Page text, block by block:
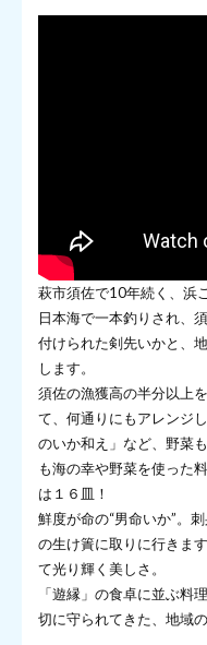
萩市須佐で10年続く、浜
日本海で一本釣りされ、
付けられた剣先いかと、
します。
須佐の漁獲高の半分以上
て、何通りにもアレンジ
のいか和え」など、野菜
も海の幸や野菜を使った
は１６皿！
鮮度が命の“男命いか”。
の生け簀に取りに行きま
て光り輝く美しさ。
「遊縁」の食卓に並ぶ料
切に守られてきた、地域